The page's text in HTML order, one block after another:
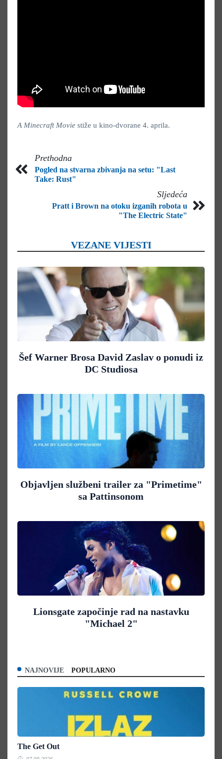
A Minecraft Movie stiže u kino-dvorane 4. aprila.
Prethodna
Pogled na stvarna zbivanja na setu: "Last
Take: Rust"
Sljedeća
Pratt i Brown na otoku izganih robota u
"The Electric State"
VEZANE VIJESTI
Šef Warner Brosa David Zaslav o ponudi iz
DC Studiosa
Objavljen službeni trailer za "Primetime"
sa Pattinsonom
Lionsgate započinje rad na nastavku
"Michael 2"
NAJNOVIJE POPULARNO
The Get Out